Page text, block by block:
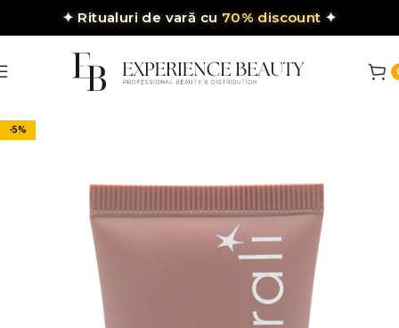
✦ Ritualuri de vară cu 70% discount ✦
-5%